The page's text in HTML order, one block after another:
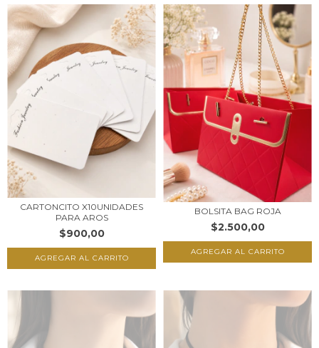
CARTONCITO X10UNIDADES
PARA AROS
$900,00
BOLSITA BAG ROJA
$2.500,00